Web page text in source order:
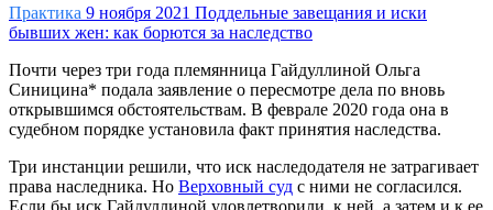
Практика 9 ноября 2021 Поддельные завещания и иски
бывших жен: как борются за наследство
Почти через три года племянница Гайдуллиной Ольга
Синицина* подала заявление о пересмотре дела по вновь
открывшимся обстоятельствам. В феврале 2020 года она в
судебном порядке установила факт принятия наследства.
Три инстанции решили, что иск наследодателя не затрагивает
права наследника. Но Верховный суд с ними не согласился.
Если бы иск Гайдуллиной удовлетворили, к ней, а затем и к ее